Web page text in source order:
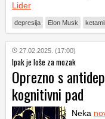
Lider
depresija Elon Musk
27.02.2025. (17:00)
Ipak je loše za mozak
Oprezno s
kognitivni pad
Neka